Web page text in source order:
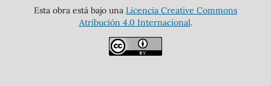
Esta obra está bajo una Licencia Creative Commons
Atribución 4.0 Internacional.